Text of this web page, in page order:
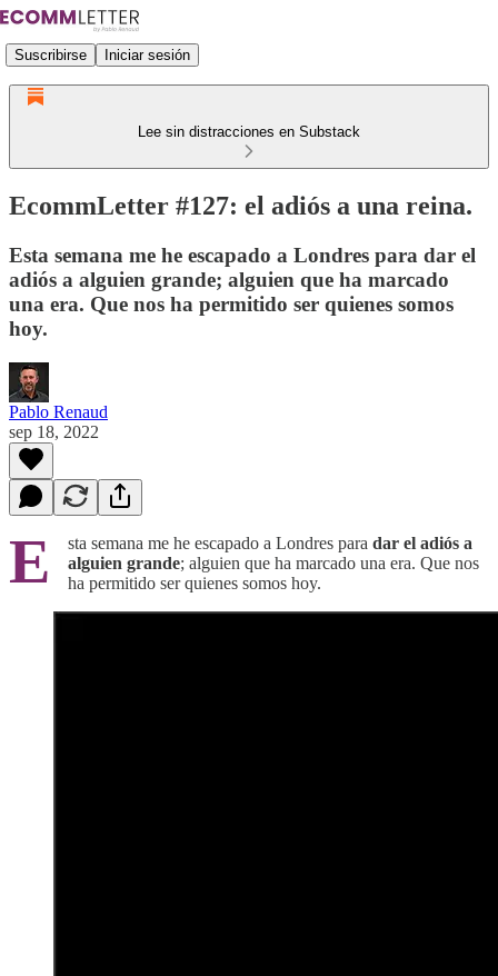
Suscribirse Iniciar sesión
Lee sin distracciones en Substack
EcommLetter #127: el adiós a una reina.
Esta semana me he escapado a Londres para dar el
adiós a alguien grande; alguien que ha marcado
una era. Que nos ha permitido ser quienes somos
hoy.
Pablo Renaud
sep 18, 2022
E sta semana me he escapado a Londres para dar el adiós a
alguien grande; alguien que ha marcado una era. Que nos
ha permitido ser quienes somos hoy.